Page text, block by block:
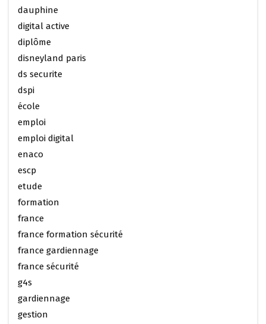
dauphine
digital active
diplôme
disneyland paris
ds securite
dspi
école
emploi
emploi digital
enaco
escp
etude
formation
france
france formation sécurité
france gardiennage
france sécurité
g4s
gardiennage
gestion